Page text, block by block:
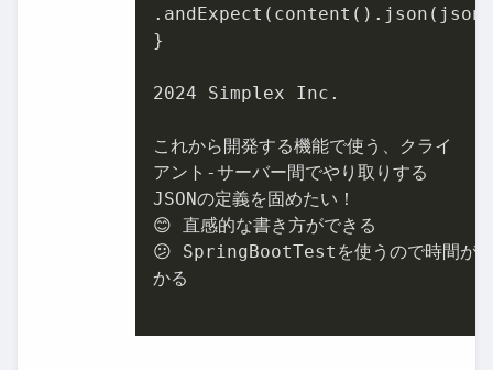
.andExpect (content() .json
}
2024 Simplex Inc.
これから開発する機能で使う、クライ
アント-サーバー間でやり取りする
JSONの定義を固めたい！
😊 直感的な書き方ができる
😕 SpringBootTestを使うので時間が
かる